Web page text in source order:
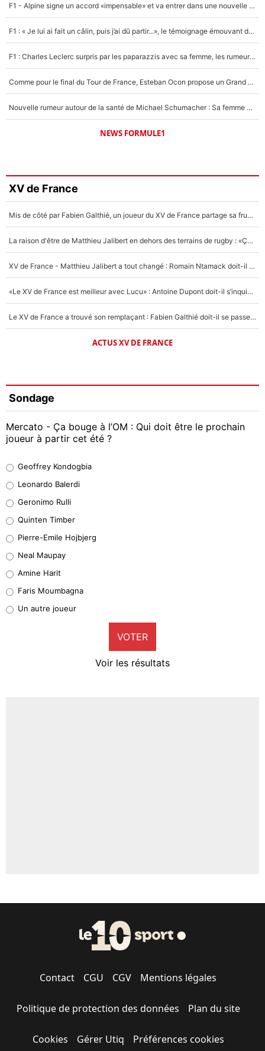
F1 - Alpine signe un accord «impensable» et va entrer dans une nouvelle dimension : Grande nouvelle pour Pierre Gasly !
F1 : « Je lui ai fait un câlin, puis j’ai dû partir...», le témoignage émouvant de Max Verstappen sur sa fille
F1 : Charles Leclerc surpris par les paparazzis avec sa femme, les rumeurs étaient vraies !
Comme pour le final du Tour de France, Esteban Ocon propose un Grand Prix de Formule 1 à Paris : «Autour de l’Arc de Triomphe, ce serait génial» !
Nouvelle rumeur autour de la santé de Michael Schumacher : Sa femme Corinna sort du silence
NEWS FORMULE1
XV de France
Mis de côté par Fabien Galthié, un joueur du XV de France partage sa frustration : «ils ne me l’ont pas dit tout de suite»
La raison d'être de Matthieu Jalibert en dehors des terrains de rugby : «Ça m'atteint autant que si tu touches à un membre de ma famille»
XV de France - Matthieu Jalibert a tout changé : Romain Ntamack doit-il s’inquiéter pour sa place à un an de la Coupe du monde ?
«Le XV de France est meilleur avec Lucu» : Antoine Dupont doit-il s’inquiéter pour sa place ?
Le XV de France a trouvé son remplaçant : Fabien Galthié doit-il se passer d'Antoine Dupont ?
ACTUS XV DE FRANCE
Sondage
Mercato - Ça bouge à l’OM : Qui doit être le prochain
joueur à partir cet été ?
38%
32%
5%
1%
9%
Geoffrey Kondogbia
Leonardo Balerdi
Geronimo Rulli
Quinten Timber
Pierre-Emile Hojbjerg
Neal Maupay
Amine Harit
Faris Moumbagna
Un autre joueur
VOTER
Voir les résultats
Contact CGU CGV Mentions légales
Politique de protection des données Plan du site
Cookies Gérer Utiq Préférences cookies